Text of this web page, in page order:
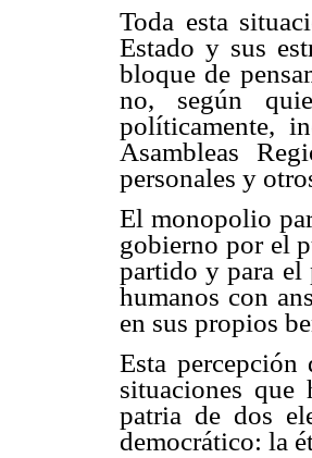
Toda esta
Estado y sus
bloque de
no, según
políticamente,
Asambleas
personales y
El monopolio
gobierno por el
partido y para el
humanos con
en sus propios
Esta
situaciones
patria de dos
democrático: la